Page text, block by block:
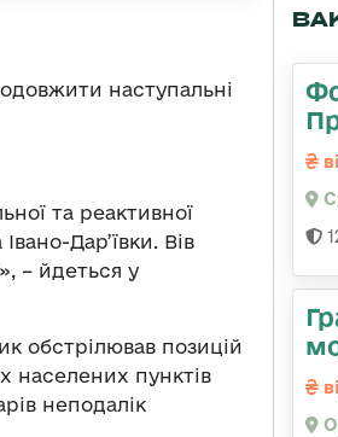
наступальні
та реактивної
Дар’ївки. Вів
– йдеться у
обстрілював позицій
населених пунктів
неподалік